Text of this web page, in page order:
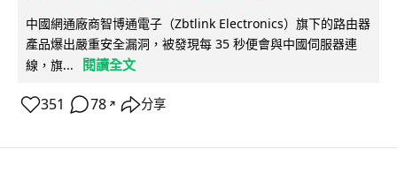
中國網通廠商智博通電子（Zbtlink Electronics）旗下的路由器
產品爆出嚴重安全漏洞，被發現每 35 秒便會與中國伺服器連
線，旗...
閱讀全文
351 78 ↗ 分享